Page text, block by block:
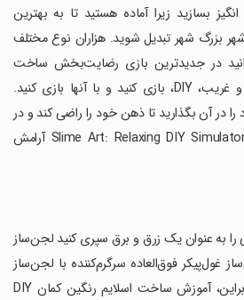
بسازید زیرا آماده هستید تا به بهترین
شهر بزرگ شهر تبدیل شوید. هزاران نوع مختلف
در جدیدترین بازی رضایت‌بخش ساخت
لجن‌سازی به‌صورت عجیب و غریب، DIY، بازی کنید و با آنها بازی کنید.
در آن بگذارید تا ذهن خود را راضی کند و در
بازی های Slime Art: Relaxing DIY Simulator Art ASMR 3D آرامش
را به عنوان یک زرق و برق سپری کنید لجن‌ساز
فوق‌العاده سرگرم‌کننده با لجن‌ساز
رنگین کمانی DIY باشید. بنابراین، آموزش ساخت اسلایم رنگین کمان DIY